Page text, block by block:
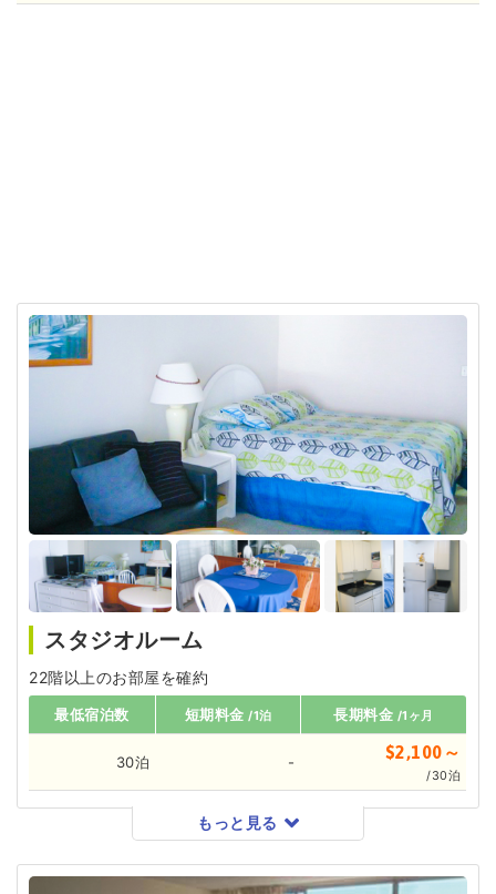
スタジオルーム
22階以上のお部屋を確約
最低宿泊数 短期料金 /1泊 長期料金 /1ヶ月
30泊 - $2,100～
/30泊
もっと見る